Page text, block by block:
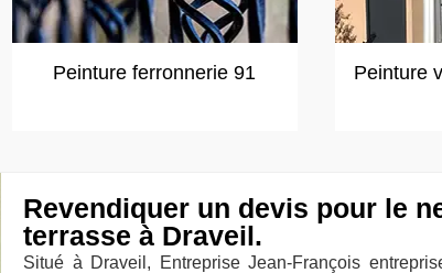
Peinture ferronnerie 91 Peinture
Revendiquer un devis pour le
terrasse à Draveil.
Situé à Draveil, Entreprise Jean-François